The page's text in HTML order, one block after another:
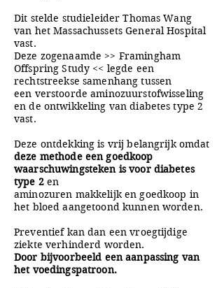
Dit stelde studieleider Thomas Wang
van het Massachussets General Hospital
vast.
Deze zogenaamde >> Framingham
Offspring Study << legde een
rechtstreekse samenhang tussen
een verstoorde aminozuurstofwisseling
en de ontwikkeling van diabetes type 2
vast.
Deze ontdekking is vrij belangrijk omdat
deze methode een goedkoop
waarschuwingsteken is voor diabetes
type 2en
aminozuren makkelijk en goedkoop in
het bloed aangetoond kunnen worden.
Preventief kan dan een vroegtijdige
ziekte verhinderd worden.
Door bijvoorbeeld een aanpassing van
het voedingspatroon.